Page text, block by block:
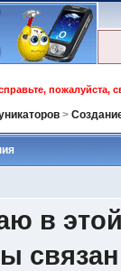
пожалуйста,
>
в